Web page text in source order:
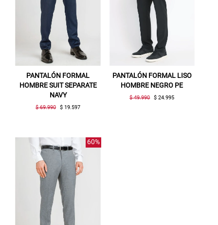
PANTALÓN FORMAL
HOMBRE SUIT SEPARATE
NAVY
$ 69.990 $ 19.597
PANTALÓN FORMAL LISO
HOMBRE NEGRO PE
$ 49.990 $ 24.995
60%